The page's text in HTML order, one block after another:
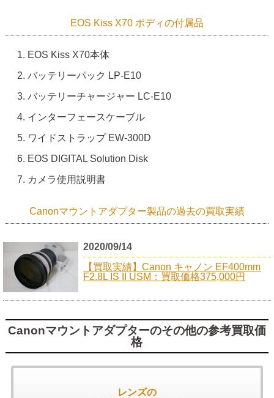
EOS Kiss X70 ボディの付属品
EOS Kiss X70本体
バッテリーパック LP-E10
バッテリーチャージャー LC-E10
インターフェースケーブル
ワイドストラップ EW-300D
EOS DIGITAL Solution Disk
カメラ使用説明書
Canonマウントアダプター製品の過去の買取実績
2020/09/14
【買取実績】Canon キャノン EF400mm
F2.8L IS II USM：買取価格375,000円
Canonマウントアダプターのその他の参考買取価
格
レンズの